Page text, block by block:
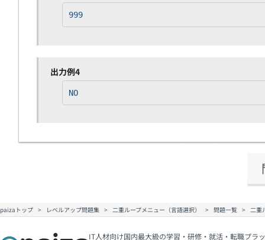
999
出力例4
NO
paizaトップ レベルアップ問題集 二重ループメニュー（言語選択） 問題一覧 二重
IT人材向け国内最大級の学習・研修・就活・転職プラ